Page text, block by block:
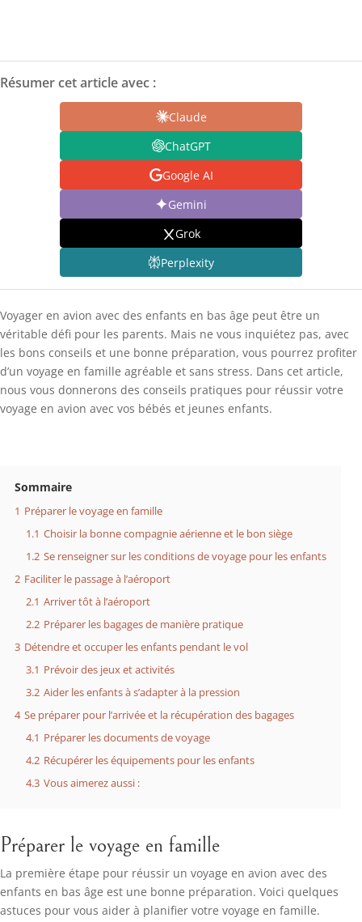
Résumer cet article avec :
Claude
ChatGPT
Google AI
Gemini
Grok
Perplexity
Voyager en avion avec des enfants en bas âge peut être un
véritable défi pour les parents. Mais ne vous inquiétez pas, avec
les bons conseils et une bonne préparation, vous pourrez profiter
d’un voyage en famille agréable et sans stress. Dans cet article,
nous vous donnerons des conseils pratiques pour réussir votre
voyage en avion avec vos bébés et jeunes enfants.
Sommaire
1 Préparer le voyage en famille
1.1 Choisir la bonne compagnie aérienne et le bon siège
1.2 Se renseigner sur les conditions de voyage pour les enfants
2 Faciliter le passage à l’aéroport
2.1 Arriver tôt à l’aéroport
2.2 Préparer les bagages de manière pratique
3 Détendre et occuper les enfants pendant le vol
3.1 Prévoir des jeux et activités
3.2 Aider les enfants à s’adapter à la pression
4 Se préparer pour l’arrivée et la récupération des bagages
4.1 Préparer les documents de voyage
4.2 Récupérer les équipements pour les enfants
4.3 Vous aimerez aussi :
Préparer le voyage en famille
La première étape pour réussir un voyage en avion avec des
enfants en bas âge est une bonne préparation. Voici quelques
astuces pour vous aider à planifier votre voyage en famille.